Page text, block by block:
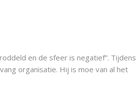
en de sfeer is negatief”. Tijdens
organisatie. Hij is moe van al het